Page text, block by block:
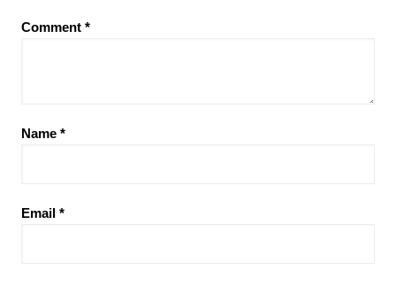
Comment *
Name *
Email *